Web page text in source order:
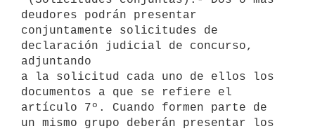
deudores podrán presentar
conjuntamente solicitudes de
declaración judicial de concurso,
adjuntando
a la solicitud cada uno de ellos los
documentos a que se refiere el
artículo 7º. Cuando formen parte de
un mismo grupo deberán presentar los